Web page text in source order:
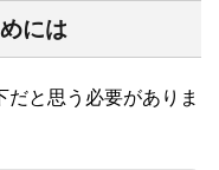
には
と思う必要がありま